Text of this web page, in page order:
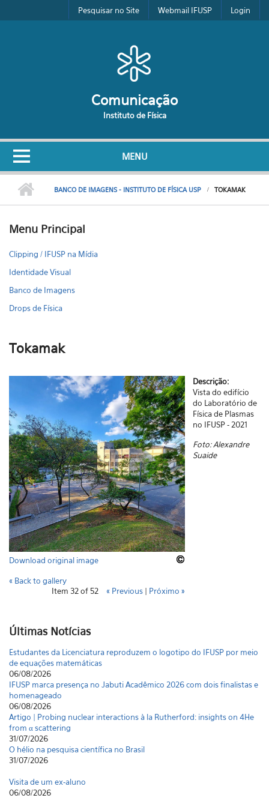
Pular para o conteúdo principalPesquisar no Site Webmail IFUSP Login
Comunicação
Instituto de Física
MENU
BANCO DE IMAGENS - INSTITUTO DE FÍSICA USP TOKAMAK
Menu Principal
Clipping / IFUSP na Mídia
Identidade Visual
Banco de Imagens
Drops de Física
Tokamak
Download original image
« Back to gallery
Item 32 of 52
« Previous| Próximo »
Descrição:
Vista do edifício
do Laboratório de
Física de Plasmas
no IFUSP - 2021
Foto: Alexandre
Suaide
Últimas Notícias
Estudantes da Licenciatura reproduzem o logotipo do IFUSP por meio
de equações matemáticas
06/08/2026
IFUSP marca presença no Jabuti Acadêmico 2026 com dois finalistas e
homenageado
06/08/2026
Artigo | Probing nuclear interactions à la Rutherford: insights on 4He
from α scattering
31/07/2026
O hélio na pesquisa científica no Brasil
31/07/2026
Visita de um ex-aluno
06/08/2026